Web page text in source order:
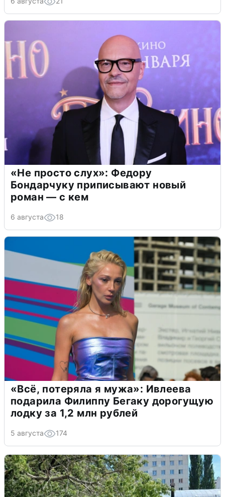
«Не просто слух»: Федору
Бондарчуку приписывают новый
роман — с кем
6 августа 18
«Всё, потеряла я мужа»: Ивлеева
подарила Филиппу Бегаку дорогущую
лодку за 1,2 млн рублей
5 августа 174